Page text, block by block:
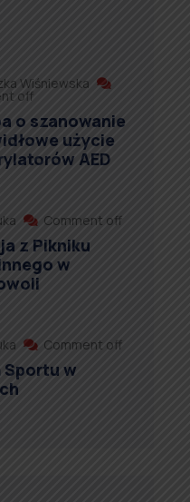
Wiśniewska
off
o szanowanie
użycie
AED
Comment off
z Pikniku
w
Comment off
Sportu w